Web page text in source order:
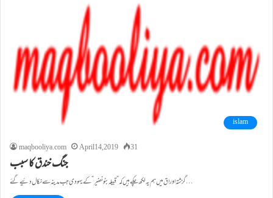
islam
maqbooliya.com
April 14, 2019 31
جنگ خندق کا سبب
گزشتہ اوراق میں ہم یہ لکھ چکے ہیں کہ ”قبیلہ بنو نضیر” کے یہودی جب مدینہ سے نکال دئیے گئے…